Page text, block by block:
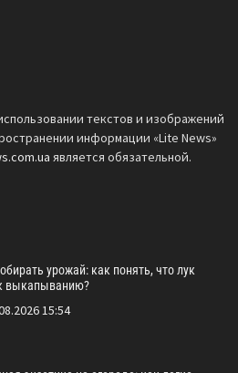
текстов и изображений
информации «Lite News»
является обязательной.
урожай: как понять, что лук
выкапыванию?
15:54